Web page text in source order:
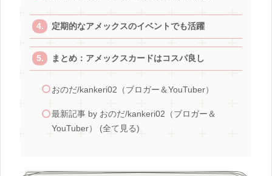
定期的なアメックスのイベントでも活躍
まとめ：アメックスカードはコスパ良し
おのだ/kankeri02（ブロガー＆YouTuber）
最新記事 by おのだ/kankeri02（ブロガー＆
YouTuber） (全て見る)